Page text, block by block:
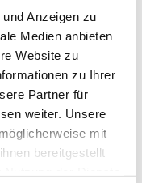
Anzeigen zu
Medien anbieten
Website zu
zu Ihrer
Partner für
weiter. Unsere
mit
bereitgestellt
wie
oder Uniform lässt
gilt auch dann,
eigenen Haushalt
nur die
schlagen
Wartung der
zu Buche.